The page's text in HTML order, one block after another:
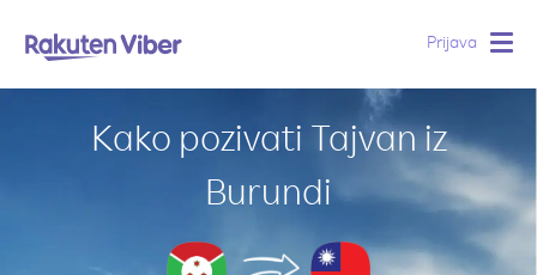
Prijava
Kako pozivati Tajvan iz
Burundi